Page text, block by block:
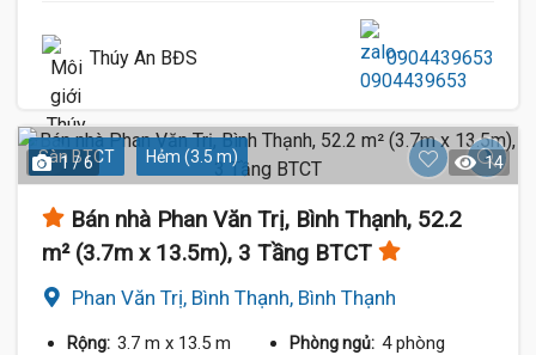
Thúy An BĐS 0904439653
Sàn BTCT Hẻm (3.5 m)
1 / 6 14
Bán nhà Phan Văn Trị, Bình Thạnh, 52.2
m² (3.7m x 13.5m), 3 Tầng BTCT
Phan Văn Trị, Bình Thạnh, Bình Thạnh
Rộng: 3.7 m x 13.5 m Phòng ngủ: 4 phòng